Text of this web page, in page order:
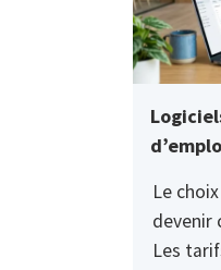
Le
devenir
Les